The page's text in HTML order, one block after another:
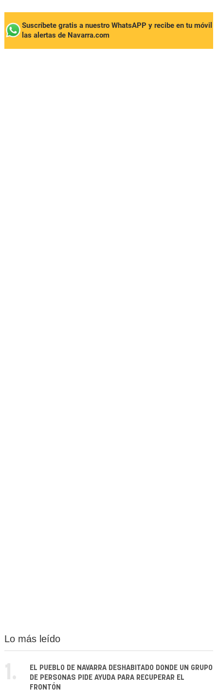
Suscríbete gratis a nuestro WhatsAPP y recibe en tu móvil
las alertas de Navarra.com
Lo más leído
1.
EL PUEBLO DE NAVARRA DESHABITADO DONDE UN GRUPO
DE PERSONAS PIDE AYUDA PARA RECUPERAR EL
FRONTÓN